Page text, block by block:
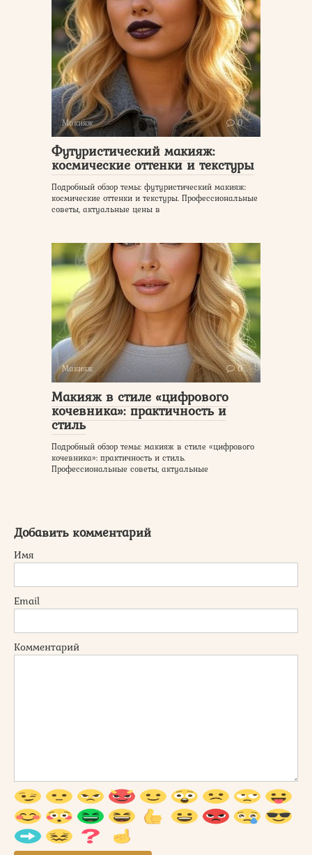
Макияж 0
Футуристический макияж:
космические оттенки и текстуры
Подробный обзор темы: футуристический макияж:
космические оттенки и текстуры. Профессиональные
советы, актуальные цены в
Макияж 0
Макияж в стиле «цифрового
кочевника»: практичность и
стиль
Подробный обзор темы: макияж в стиле «цифрового
кочевника»: практичность и стиль.
Профессиональные советы, актуальные
Добавить комментарий
Имя
Email
Комментарий